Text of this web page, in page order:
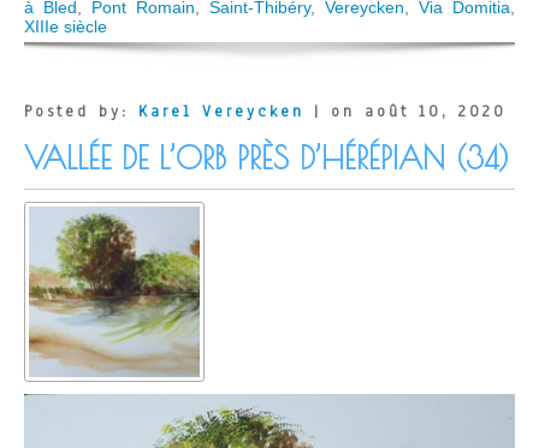
Bled
à
(34)
à Bled
Pont Romain Saint-Thibéry, Vereycken Via Domitia
XIIIe siècle
Posted by: Karel Vereycken | on août 10, 2020
VALLÉE DE L’ORB PRÈS D’HÉRÉPIAN (34)